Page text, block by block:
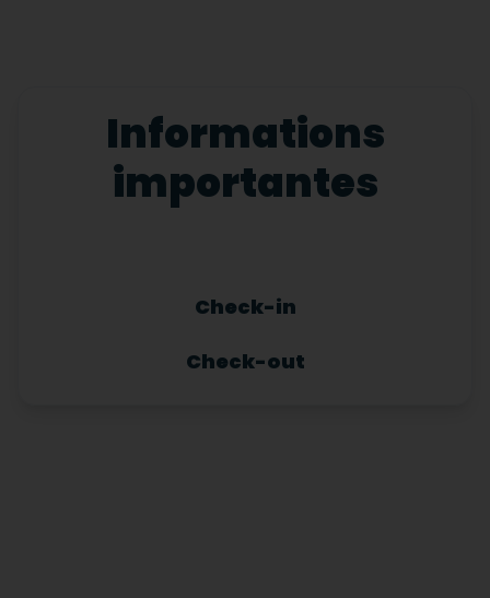
Informations
importantes
Check-in
Check-out